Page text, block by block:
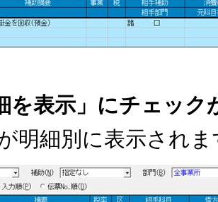
を表示」にチェック
明細別に表示されま